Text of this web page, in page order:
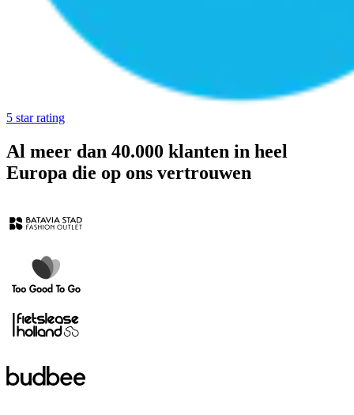
5 star rating
Al meer dan 40.000 klanten in heel
Europa die op ons vertrouwen